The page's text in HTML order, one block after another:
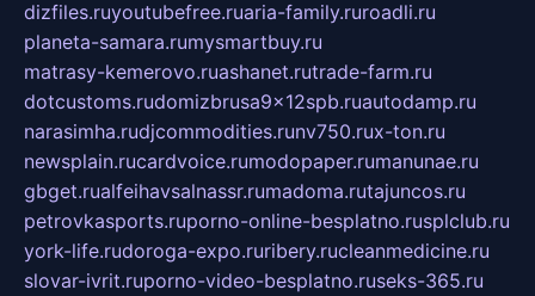
dizfiles.ruyoutubefree.ruaria-family.ruroadli.ru
planeta-samara.rumysmartbuy.ru
matrasy-kemerovo.ruashanet.rutrade-farm.ru
dotcustoms.rudomizbrusa9x12spb.ruautodamp.ru
narasimha.rudjcommodities.runv750.rux-ton.ru
newsplain.rucardvoice.rumodopaper.rumanunae.ru
gbget.rualfeihavsalnassr.rumadoma.rutajuncos.ru
petrovkasports.ruporno-online-besplatno.rusplclub.ru
york-life.rudoroga-expo.ruribery.rucleanmedicine.ru
slovar-ivrit.ruporno-video-besplatno.ruseks-365.ru